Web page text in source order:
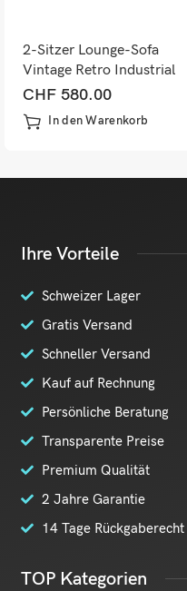
2-Sitzer Lounge-Sofa
Vintage Retro Industrial
Kunstleder schwarz
CHF 580.00
In den Warenkorb
Ihre Vorteile
Schweizer Lager
Gratis Versand
Schneller Versand
Kauf auf Rechnung
Persönliche Beratung
Transparente Preise
Premium Qualität
2 Jahre Garantie
14 Tage Rückgaberecht
TOP Kategorien